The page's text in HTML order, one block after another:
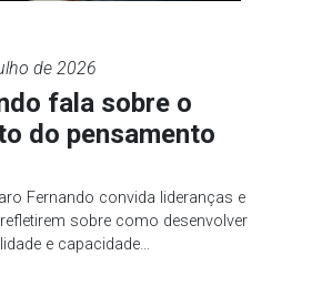
de 2026
fala sobre o
do pensamento
Fernando convida lideranças e
sobre como desenvolver
e capacidade…